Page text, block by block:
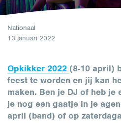
Nationaal
13 januari 2022
Opkikker 2022 (8-10 april)
feest te worden en jij kan
maken. Ben je DJ of heb je
je nog een gaatje in je
april (band) of op